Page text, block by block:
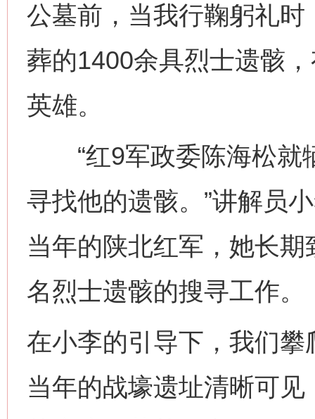
公墓前，当我行鞠躬礼
葬的1400余具烈士遗骸
英雄。
“红9军政委陈海松就
寻找他的遗骸。”讲解员
当年的陕北红军，她长
名烈士遗骸的搜寻工作。
在小李的引导下，我们
当年的战壕遗址清晰可